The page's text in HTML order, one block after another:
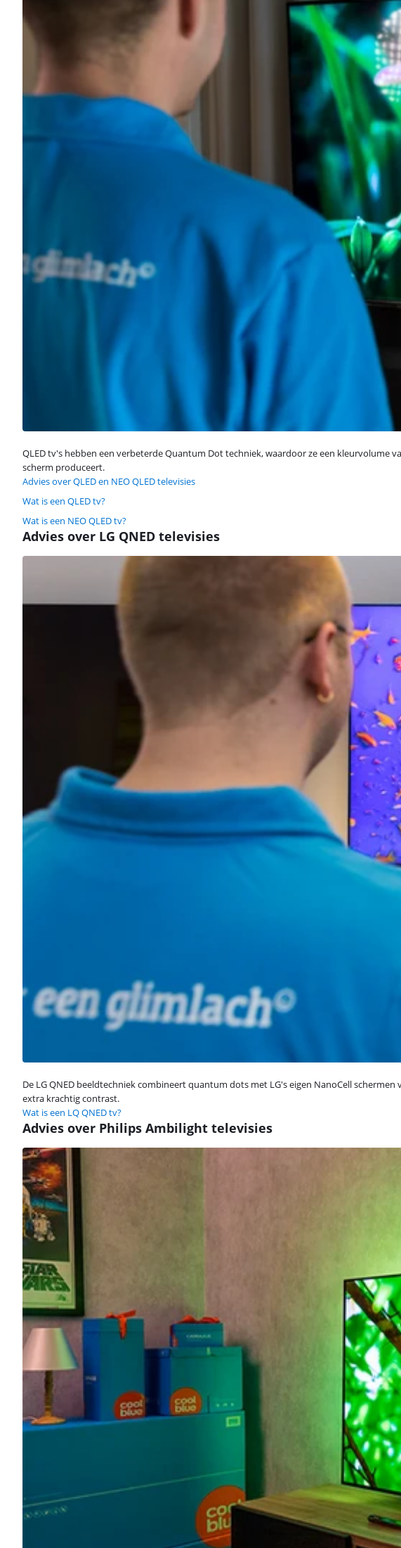
QLED tv's hebben een verbeterde Quantum Dot techniek, waardoor ze een
scherm produceert.
Advies over QLED en NEO QLED televisies
Wat is een QLED tv?
Wat is een NEO QLED tv?
Advies over LG QNED televisies
De LG QNED beeldtechniek combineert quantum dots met LG's eigen NanoCell
extra krachtig contrast.
Wat is een LQ QNED tv?
Advies over Philips Ambilight televisies